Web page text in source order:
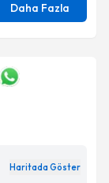
Daha Fazla
Haritada Göster